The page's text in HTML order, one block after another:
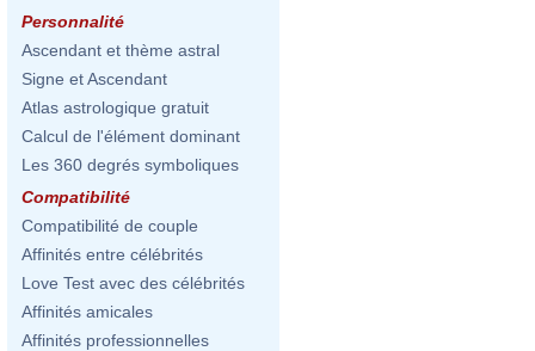
Personnalité
Ascendant et thème astral
Signe et Ascendant
Atlas astrologique gratuit
Calcul de l'élément dominant
Les 360 degrés symboliques
Compatibilité
Compatibilité de couple
Affinités entre célébrités
Love Test avec des célébrités
Affinités amicales
Affinités professionnelles